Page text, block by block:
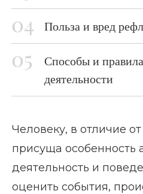
Польза и вред
Способы и
деятельности
Человеку, в отличие
присуща особенность
деятельность и
оценить события,